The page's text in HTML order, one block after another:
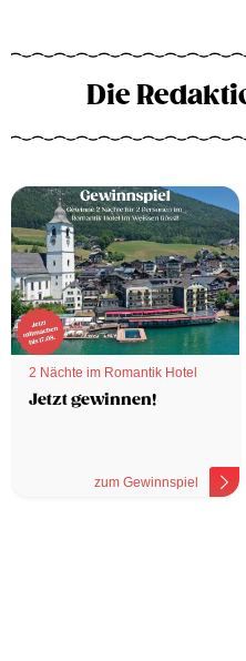
Die
2 Nächte im Romantik Hotel
Jetzt gewinnen!
zum Gewinnspiel